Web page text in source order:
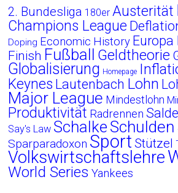
2. Bundesliga 180er Austerität
Champions League
Doping Economic History Europa
Finish Fußball Geldtheorie
Globalisierung Homepage
Keynes Lautenbach Lohn
Major League Mindestlohn
Produktivität Radrennen
Say's Law Schalke Schulden
Sparparadoxon Sport Stützel
Volkswirtschaftslehre
World Series Yankees